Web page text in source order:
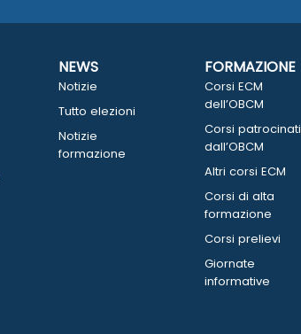
NEWS
Notizie
Tutto elezioni
Notizie
formazione
FORMAZIONE
Corsi ECM
dell’OBCM
Corsi patrocinati
dall’OBCM
Altri corsi ECM
Corsi di alta
formazione
Corsi prelievi
Giornate
informative